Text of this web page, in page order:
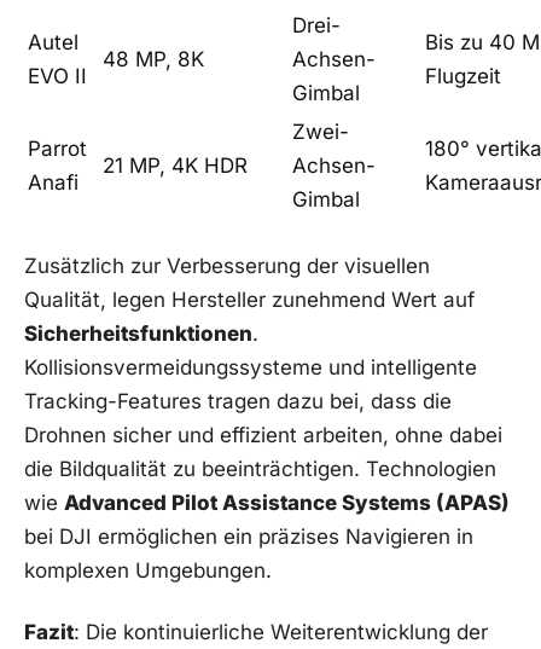
Autel
‍EVO ‍II
48 MP, 8K
Drei-
Achsen-
Gimbal
Bis zu 40
Flugzeit
Parrot
Anafi
21 MP, 4K HDR
Zwei-
Achsen-
Gimbal
180°
Zusätzlich zur Verbesserung der⁢ visuellen
Qualität, legen‌ Hersteller zunehmend Wert auf
Sicherheitsfunktionen.
Kollisionsvermeidungssysteme⁢ und intelligente
Tracking-Features tragen dazu bei, dass die
Drohnen sicher und effizient arbeiten, ohne dabei
die Bildqualität ⁢zu beeinträchtigen. Technologien
wie Advanced Pilot Assistance⁤ Systems (APAS)
⁤bei​ DJI ermöglichen ein präzises Navigieren in⁣
komplexen Umgebungen.
Fazit: Die kontinuierliche Weiterentwicklung der